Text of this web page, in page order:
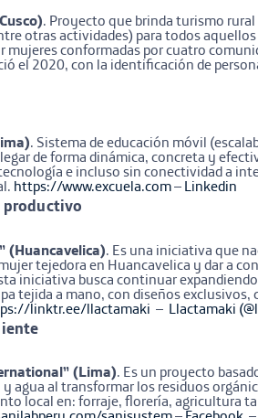
. Proyecto que brinda turismo
otras actividades) para todos
mujeres conformadas por cuatro
el 2020, con la identificación de
. Sistema de educación móvil
de forma dinámica, concreta y
e incluso sin conectividad a
https://www.excuela.com– Linkedin
productivo
(Huancavelica). Es una iniciativa que
tejedora en Huancavelica y dar a
iniciativa busca continuar
tejida a mano, con diseños
linktr.ee/llactamaki – Llactamaki
(Lima). Es un proyecto
agua al transformar los residuos
local en: forraje, florería, agricultura